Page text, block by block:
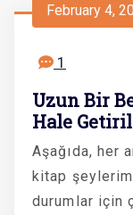
February 4,
1
Uzun Bir
Hale
Aşağıda, her
kitap
durumlar için